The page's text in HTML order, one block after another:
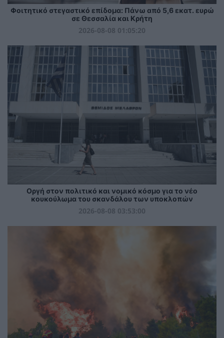
Φοιτητικό στεγαστικό επίδομα: Πάνω από 5,6 εκατ. ευρώ
σε Θεσσαλία και Κρήτη
2026-08-08 01:05:20
Οργή στον πολιτικό και νομικό κόσμο για το νέο
κουκούλωμα του σκανδάλου των υποκλοπών
2026-08-08 03:53:00